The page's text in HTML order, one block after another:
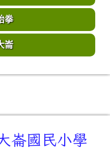
拳
崙
崙國民小學